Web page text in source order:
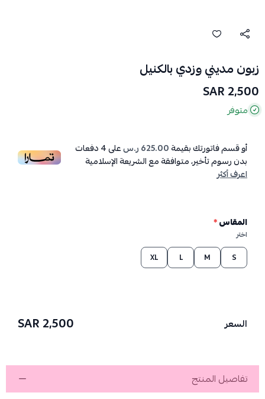
زبون مديني وزدي بالكنيل
2,500 SAR
متوفر
أو قسم فاتورتك بقيمة625.00 ر.س على4دفعات
بدون رسوم تأخير، متوافقة مع الشريعة الإسلامية
اعرف أكثر
المقاس*
اختر
S
M
L
XL
السعر 2,500 SAR
تفاصيل المنتج